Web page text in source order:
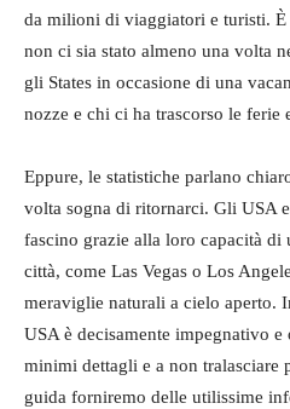
da milioni di viaggiatori e turisti.
non ci sia stato almeno una volta
gli States in occasione di una
nozze e chi ci ha trascorso le ferie
Eppure, le statistiche parlano
volta sogna di ritornarci. Gli USA
fascino grazie alla loro capacità di
città, come Las Vegas o Los
meraviglie naturali a cielo aperto.
USA è decisamente impegnativo
minimi dettagli e a non tralasciare
guida forniremo delle utilissime